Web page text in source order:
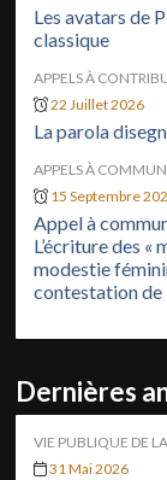
Les avatars de
classique
APPELS À
22 Juillet 2026
La parola
APPELS À
15 Septembre
Appel à
L’écriture des «
modestie
contestation de
Dernières
VIE PUBLIQUE DE
31 Mai 2026